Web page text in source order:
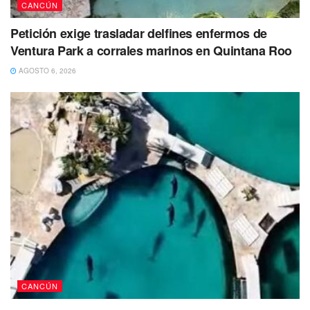
Jonathan, buscaban apoyo de la ciudadanía para realizar
una costosa operación que le permitiera a Jonathan su
recuperación.
CANCÚN
Petición exige trasladar delfines enfermos de
Ventura Park a corrales marinos en Quintana Roo
AGOSTO 6, 2026
CANCÚN